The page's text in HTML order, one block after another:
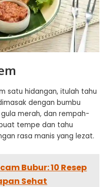
satu hidangan, itulah tahu
dengan bumbu
merah, dan rempah-
tempe dan tahu
rasa manis yang lezat.
Bubur: 10 Resep
Sehat